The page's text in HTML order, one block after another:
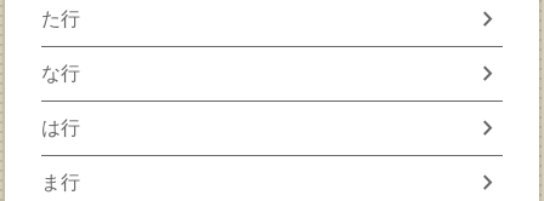
た行 chevron_right
な行 chevron_right
は行 chevron_right
ま行 chevron_right